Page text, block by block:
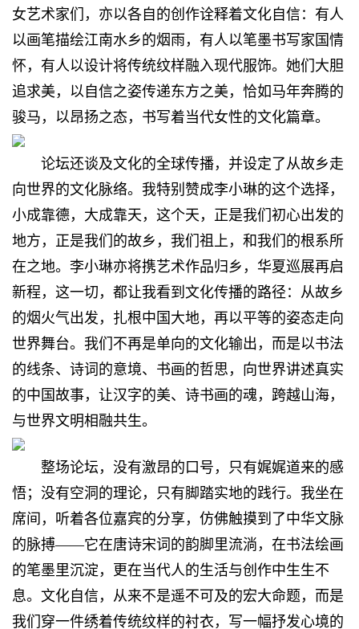
女艺术家们，亦以各自的创作诠释着文化自信：有人
以画笔描绘江南水乡的烟雨，有人以笔墨书写家国情
怀，有人以设计将传统纹样融入现代服饰。她们大胆
追求美，以自信之姿传递东方之美，恰如马年奔腾的
骏马，以昂扬之态，书写着当代女性的文化篇章。
论坛还谈及文化的全球传播，并设定了从故乡走
向世界的文化脉络。我特别赞成李小琳的这个选择，
小成靠德，大成靠天，这个天，正是我们初心出发的
地方，正是我们的故乡，我们祖上，和我们的根系所
在之地。 李小琳亦将携艺术作品归乡，华夏巡展再启
新程，这一切，都让我看到文化传播的路径：从故乡
的烟火气出发，扎根中国大地，再以平等的姿态走向
世界舞台。我们不再是单向的文化输出，而是以书法
的线条、诗词的意境、书画的哲思，向世界讲述真实
的中国故事，让汉字的美、诗书画的魂，跨越山海，
与世界文明相融共生。
整场论坛，没有激昂的口号，只有娓娓道来的感
悟；没有空洞的理论，只有脚踏实地的践行。我坐在
席间，听着各位嘉宾的分享，仿佛触摸到了中华文脉
的脉搏——它在唐诗宋词的韵脚里流淌，在书法绘画
的笔墨里沉淀，更在当代人的生活与创作中生生不
息。文化自信，从来不是遥不可及的宏大命题，而是
我们穿一件绣着传统纹样的衬衣，写一幅抒发心境的